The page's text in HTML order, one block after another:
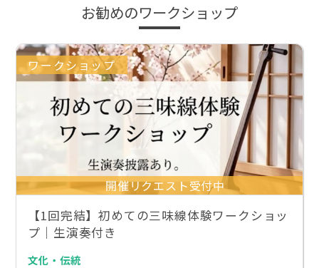
お勧めのワークショップ
ワークショップ
開催リクエスト受付中
【1回完結】初めての三味線体験ワークショッ
プ｜生演奏付き
文化・伝統